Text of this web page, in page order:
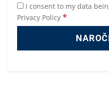
I consent to my data
Privacy Policy *